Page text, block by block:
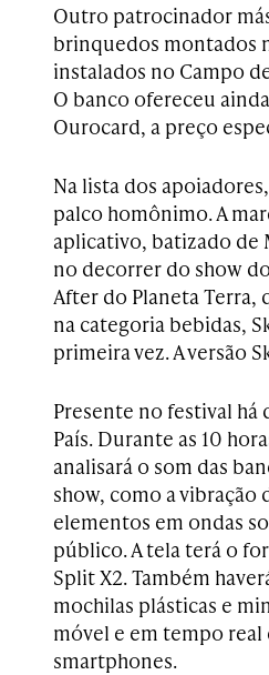
Outro patrocinador
brinquedos montados
instalados no Campo
O banco ofereceu
Ourocard, a preço
Na lista dos
palco homônimo. A
aplicativo, batizado de
no decorrer do show
After do Planeta Terra,
na categoria bebidas,
primeira vez. A versão
Presente no festival há
País. Durante as 10
analisará o som das
show, como a
elementos em ondas
público. A tela terá o
Split X2. Também
mochilas plásticas e
móvel e em tempo
smartphones.